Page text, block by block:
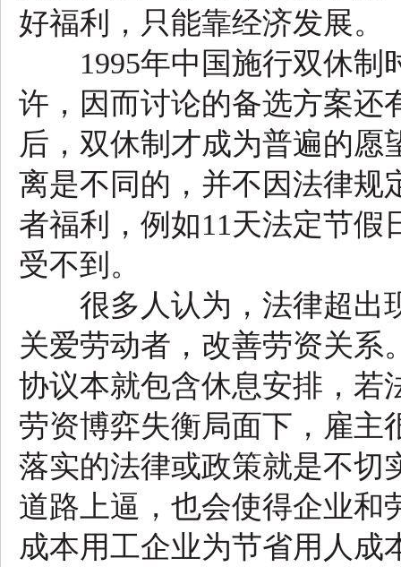
好福利，只能靠经济发展。
1995年中国施行双休制
许，因而讨论的备选方案还
后，双休制才成为普遍的愿
离是不同的，并不因法律规
者福利，例如11天法定节假
受不到。
很多人认为，法律超出
关爱劳动者，改善劳资关系
协议本就包含休息安排，若
劳资博弈失衡局面下，雇主
落实的法律或政策就是不切
道路上逼，也会使得企业和
成本用工企业为节省用人成